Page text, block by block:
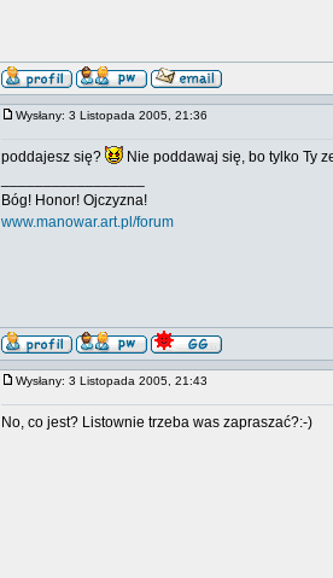
Wysłany: 3 Listopada 2005, 21:36
poddajesz się?
Nie poddawaj się, bo tylko Ty
Bóg! Honor! Ojczyzna!
www.manowar.art.pl/forum
Wysłany: 3 Listopada 2005, 21:43
No, co jest? Listownie trzeba was zapraszać?:-)